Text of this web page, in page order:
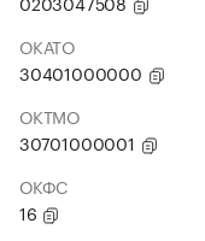
ОКАТО
30401000000
ОКТМО
30701000001
ОКФС
16